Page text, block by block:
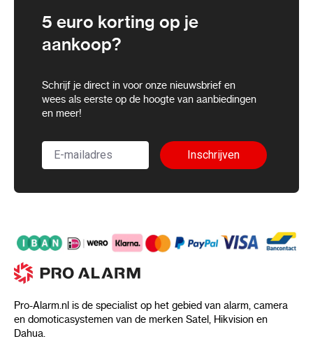
5 euro korting op je
aankoop?
Schrijf je direct in voor onze nieuwsbrief en
wees als eerste op de hoogte van aanbiedingen
en meer!
Inschrijven
Pro-Alarm.nl is de specialist op het gebied van alarm, camera
en domoticasystemen van de merken Satel, Hikvision en
Dahua.